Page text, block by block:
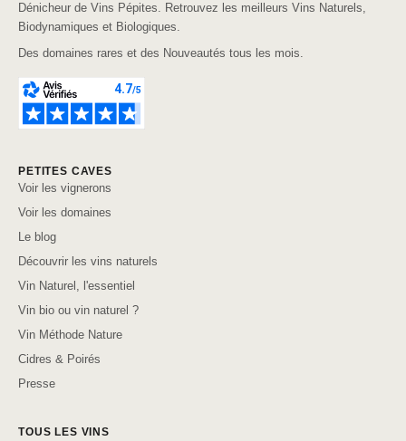
Dénicheur de Vins Pépites. Retrouvez les meilleurs Vins Naturels,
Biodynamiques et Biologiques.
Des domaines rares et des Nouveautés tous les mois.
PETITES CAVES
Voir les vignerons
Voir les domaines
Le blog
Découvrir les vins naturels
Vin Naturel, l'essentiel
Vin bio ou vin naturel ?
Vin Méthode Nature
Cidres & Poirés
Presse
TOUS LES VINS